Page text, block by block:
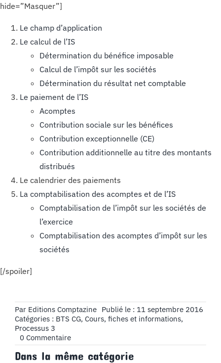
hide=”Masquer”]
Le champ d’application
Le calcul de l’IS
Détermination du bénéfice imposable
Calcul de l’impôt sur les sociétés
Détermination du résultat net comptable
Le paiement de l’IS
Acomptes
Contribution sociale sur les bénéfices
Contribution exceptionnelle (CE)
Contribution additionnelle au titre des montants
distribués
Le calendrier des paiements
La comptabilisation des acomptes et de l’IS
Comptabilisation de l’impôt sur les sociétés de
l’exercice
Comptabilisation des acomptes d’impôt sur les
sociétés
[/spoiler]
Par Editions Comptazine Publié le : 11 septembre 2016
Catégories : BTS CG, Cours, fiches et informations,
Processus 3
0 Commentaireon
Chapitre
4
Dans la même catégorie